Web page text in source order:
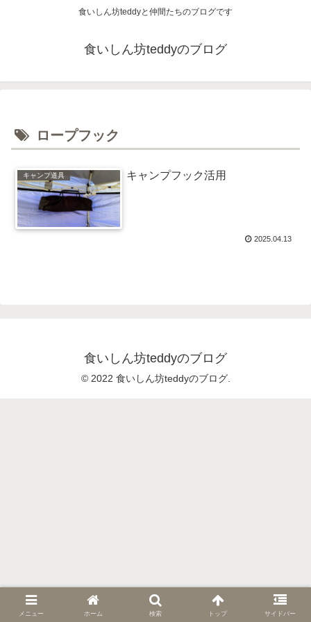
食いしん坊teddyと仲間たちのブログです
食いしん坊teddyのブログ
ロープフック
キャンプ道具 キャンプフック活用
2025.04.13
食いしん坊teddyのブログ
© 2022 食いしん坊teddyのブログ.
メニュー ホーム 検索 トップ サイドバー